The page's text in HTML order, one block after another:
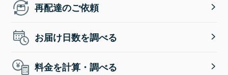
再配達のご依頼
お届け日数を調べる
料金を計算・調べる